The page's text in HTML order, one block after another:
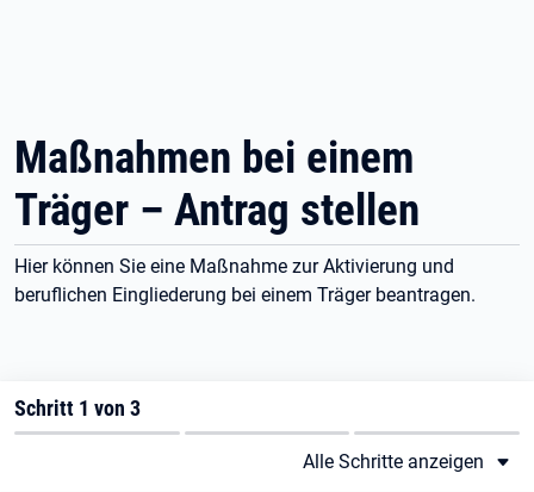
Maßnahmen bei einem
Träger – Antrag stellen
Hier können Sie eine Maßnahme zur Aktivierung und
beruflichen Eingliederung bei einem Träger beantragen.
Schritt 1 von 3
Alle Schritte anzeigen